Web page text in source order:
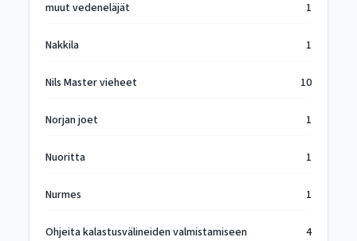
muut vedeneläjät 1
Nakkila 1
Nils Master vieheet 10
Norjan joet 1
Nuoritta 1
Nurmes 1
Ohjeita kalastusvälineiden valmistamiseen 4